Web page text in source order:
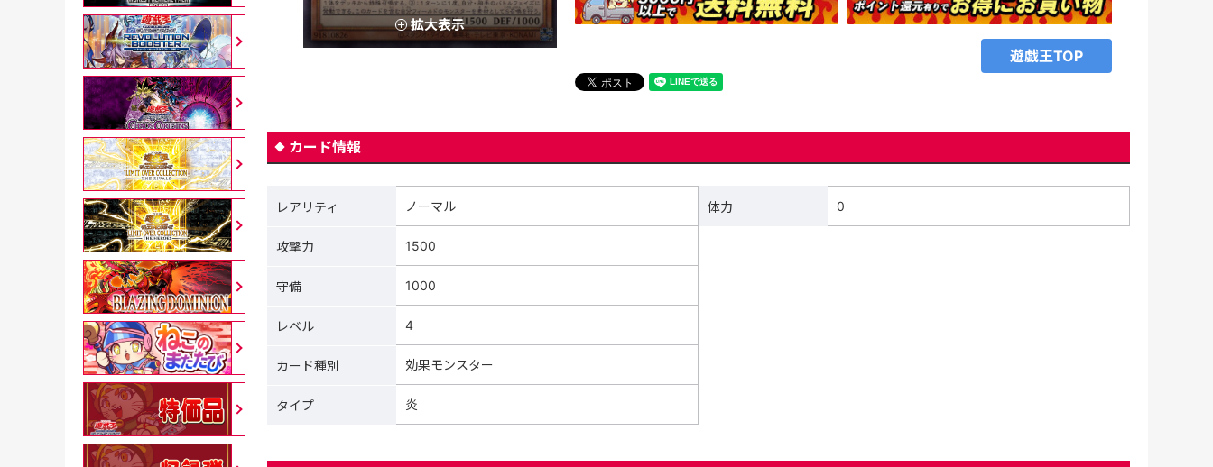
拡大表示
遊戯王TOP
カード情報
レアリティ ノーマル
攻撃力 1500
守備 1000
レベル 4
カード種別 効果モンスター
タイプ 炎
体力 0